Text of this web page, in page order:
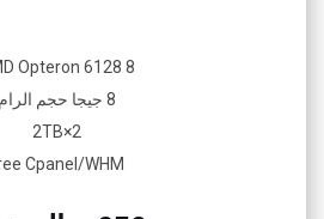
8 AMD Opteron 6128
8 جيجا حجم الرام
2×2TB
Cpanel/WHM